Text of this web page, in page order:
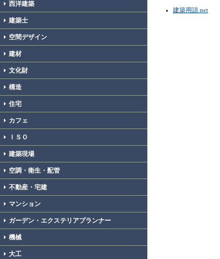
西洋建築
建築士
空間デザイン
建材
文化財
構造
住宅
カフェ
ＩＳＯ
建築現場
空調・衛生・配管
不動産・宅建
マンション
ガーデン・エクステリアプランナー
機械
大工
建築用語.net